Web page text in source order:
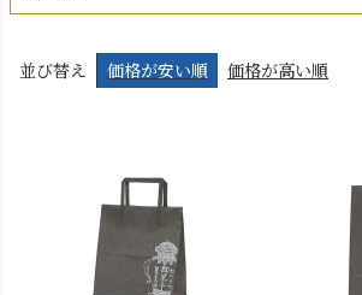
並び替え 価格が安い順 価格が高い順